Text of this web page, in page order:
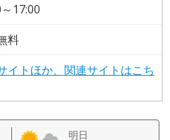
17:00
料
イトほか、関連サイトはこち
明日